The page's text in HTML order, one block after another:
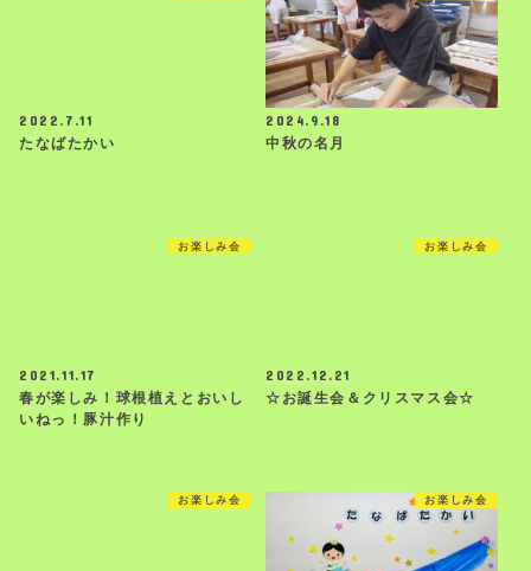
2022.7.11
たなばたかい
2024.9.18
中秋の名月
お楽しみ会
2021.11.17
春が楽しみ！球根植えとおいし
いねっ！豚汁作り
お楽しみ会
2022.12.21
☆お誕生会＆クリスマス会☆
お楽しみ会 お楽しみ会